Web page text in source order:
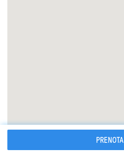
PRENOTA
Cosa portare